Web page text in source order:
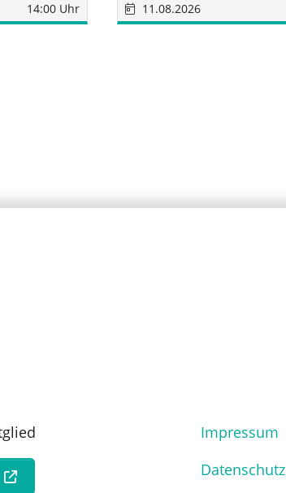
14:00 Uhr 11.08.2026
Impressum
Datenschutz